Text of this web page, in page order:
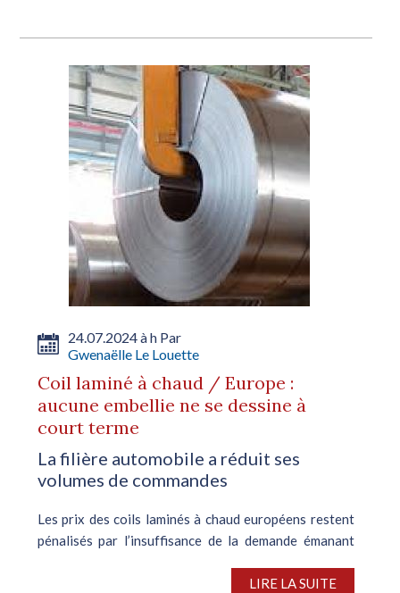
24.07.2024 à h Par
Gwenaëlle Le Louette
Coil laminé à chaud / Europe :
aucune embellie ne se dessine à
court terme
La filière automobile a réduit ses
volumes de commandes
Les prix des coils laminés à chaud européens restent
pénalisés par l’insuffisance de la demande émanant
fortement excédentaire. Avec l’approche des
LIRE LA SUITE